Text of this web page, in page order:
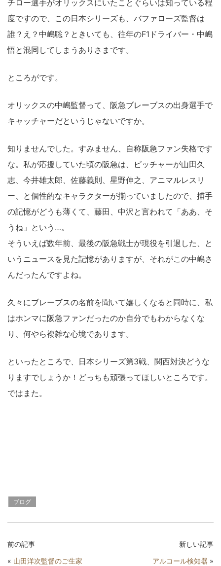
チロー選手がオリックスにいたことぐらいは知っている程
度ですので、この日本シリーズも、バファローズ監督は
誰？え？中嶋聡？ときいても、往年のF1ドライバー・中嶋
悟と混同してしまうありさまです。
ところがです。
オリックスの中嶋監督って、阪急ブレーブスの出身選手で
キャッチャーだというじゃないですか。
知りませんでした。すみません、自称阪急ファン失格です
な。私が応援していた頃の阪急は、ピッチャーが山田久
志、今井雄太郎、佐藤義則、星野伸之、アニマルレスリ
ー、と個性的なキャラクターが揃っていましたので、捕手
の記憶がどうも薄くて、藤田、中沢と言われて「ああ、そ
うね」という…。
そういえば数年前、最後の阪急戦士が現役を引退した、と
いうニュースを見た記憶がありますが、それがこの中嶋さ
んだったんですよね。
久々にブレーブスの名前を聞いて嬉しくなると同時に、私
はホンマに阪急ファンだったのか自分でもわからなくな
り、何やら複雑な心境であります。
といったところで、日本シリーズ第3戦、関西対決どうな
りますでしょうか！どっちも頑張ってほしいところです。
ではまた。
ブログ
前の記事
« 山田洋次監督のご生家
新しい記事
アルコール検知器 »